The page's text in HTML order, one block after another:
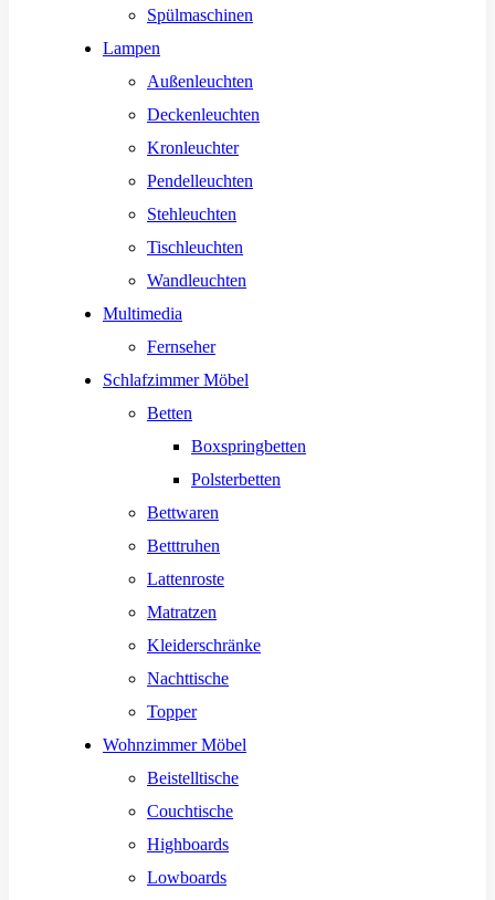
Spülmaschinen
Lampen
Außenleuchten
Deckenleuchten
Kronleuchter
Pendelleuchten
Stehleuchten
Tischleuchten
Wandleuchten
Multimedia
Fernseher
Schlafzimmer Möbel
Betten
Boxspringbetten
Polsterbetten
Bettwaren
Betttruhen
Lattenroste
Matratzen
Kleiderschränke
Nachttische
Topper
Wohnzimmer Möbel
Beistelltische
Couchtische
Highboards
Lowboards